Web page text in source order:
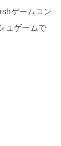
ゲームコン
ュゲームで